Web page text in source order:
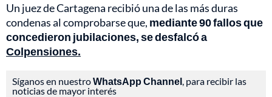
Un juez de Cartagena recibió una de las más duras
condenas al comprobarse que, mediante 90 fallos que
concedieron jubilaciones, se desfalcó a
Colpensiones.
Síganos en nuestroWhatsApp Channel , para recibir las
noticias de mayor interés